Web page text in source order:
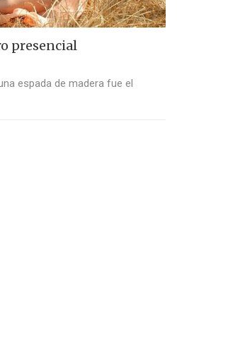
presencial
espada de madera fue el